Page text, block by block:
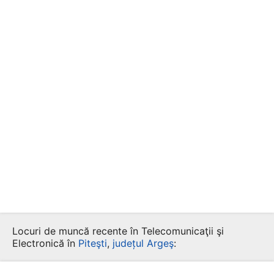
Locuri de muncă recente în Telecomunicaţii şi
Electronică în Piteşti, județul Argeş: